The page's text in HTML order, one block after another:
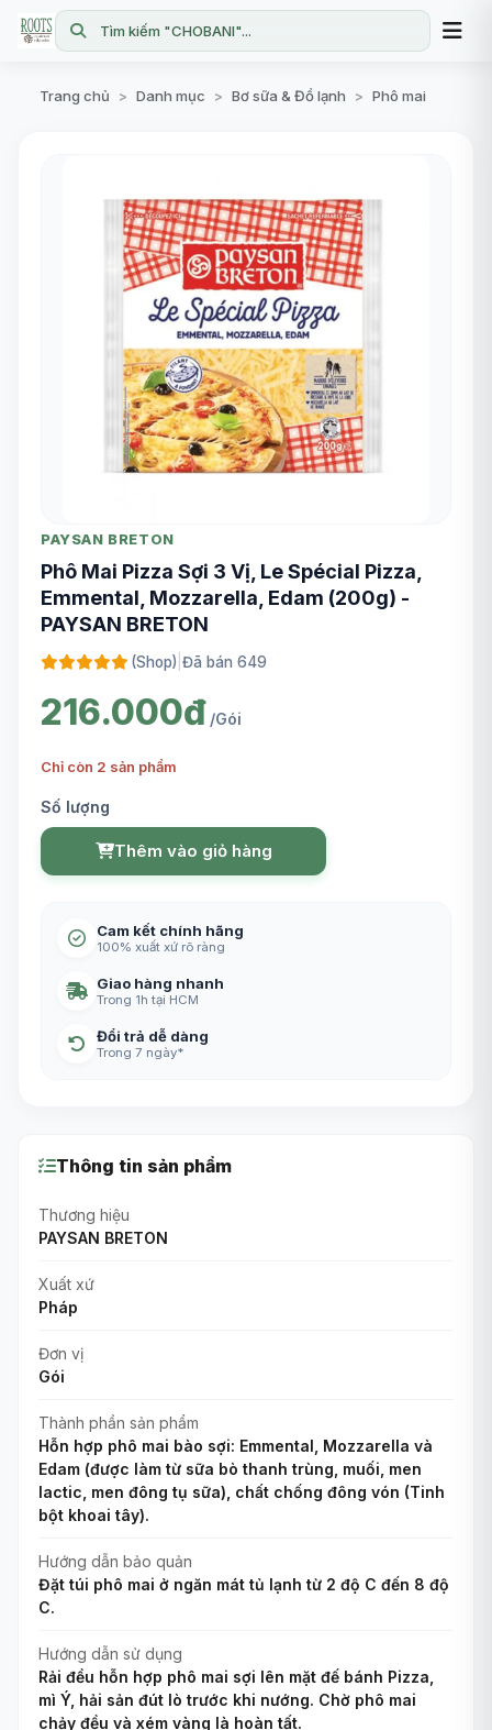
Tìm kiếm "CHOBANI"...
Trang chủ > Danh mục > Bơ sữa & Đồ lạnh > Phô mai
PAYSAN BRETON
Phô Mai Pizza Sợi 3 Vị, Le Spécial Pizza,
Emmental, Mozzarella, Edam (200g) -
PAYSAN BRETON
(Shop) Đã bán 649
216.000đ /Gói
Chỉ còn 2 sản phẩm
Số lượng
Thêm vào giỏ hàng
Cam kết chính hãng
100% xuất xứ rõ ràng
Giao hàng nhanh
Trong 1h tại HCM
Đổi trả dễ dàng
Trong 7 ngày*
Thông tin sản phẩm
Thương hiệu
PAYSAN BRETON
Xuất xứ
Pháp
Đơn vị
Gói
Thành phần sản phẩm
Hỗn hợp phô mai bào sợi: Emmental, Mozzarella và
Edam (được làm từ sữa bò thanh trùng, muối, men
lactic, men đông tụ sữa), chất chống đông vón (Tinh
bột khoai tây).
Hướng dẫn bảo quản
Đặt túi phô mai ở ngăn mát tủ lạnh từ 2 độ C đến 8 độ
C.
Hướng dẫn sử dụng
Rải đều hỗn hợp phô mai sợi lên mặt đế bánh Pizza,
mì Ý, hải sản đút lò trước khi nướng. Chờ phô mai
chảy đều và xém vàng là hoàn tất.